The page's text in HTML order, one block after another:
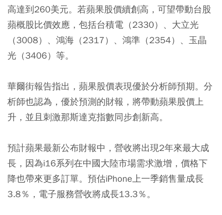
高達到260美元。若蘋果股價續創高，可望帶動台股
蘋概股比價效應，包括台積電（2330）、大立光
（3008）、鴻海（2317）、鴻準（2354）、玉晶
光（3406）等。
華爾街報告指出，蘋果股價表現優於分析師預期。分
析師也認為，優於預測的財報，將帶動蘋果股價上
升，並且刺激那斯達克指數同步創新高。
預計蘋果最新公布財報中，營收將出現2年來最大成
長，因為i16系列在中國大陸市場需求激增，價格下
降也帶來更多訂單。預估iPhone上一季銷售量成長
3.8％，電子服務營收將成長13.3％。